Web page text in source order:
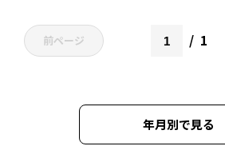
前ページ 1
年月別で見る